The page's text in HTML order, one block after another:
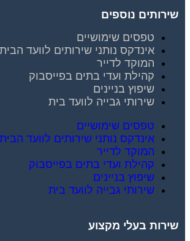
שירותים נוספים
טפסים שימושיים
אינדקס נותני שירותים לוועד הבית
המוקד לדייר
קהילת ועדי בתים בפייסבוק
שיפוץ בניינים
שירותי גבייה לוועד בית
טפסים שימושיים
אינדקס נותני שירותים לוועד הבית
המוקד לדייר
קהילת ועדי בתים בפייסבוק
שיפוץ בניינים
שירותי גבייה לוועד בית
שירות בעלי מקצוע